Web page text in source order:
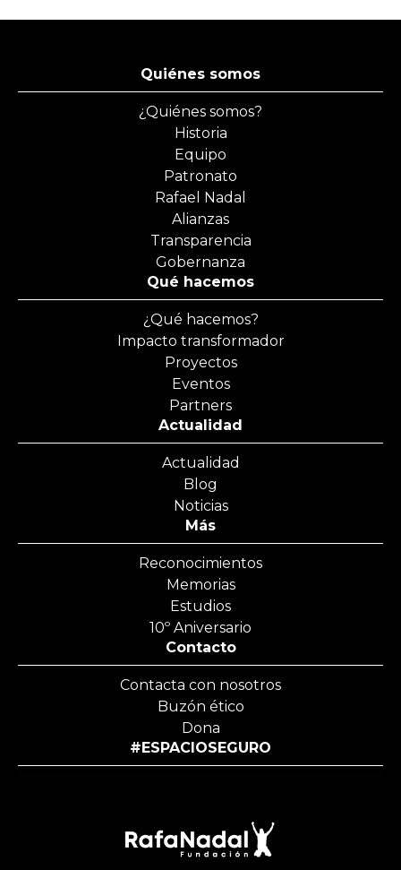
Quiénes somos
¿Quiénes somos?
Historia
Equipo
Patronato
Rafael Nadal
Alianzas
Transparencia
Gobernanza
Qué hacemos
¿Qué hacemos?
Impacto transformador
Proyectos
Eventos
Partners
Actualidad
Actualidad
Blog
Noticias
Más
Reconocimientos
Memorias
Estudios
10º Aniversario
Contacto
Contacta con nosotros
Buzón ético
Dona
#ESPACIOSEGURO